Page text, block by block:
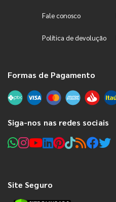
Fale conosco
Política de devolução
Formas de Pagamento
Siga-nos nas redes sociais
Site Seguro